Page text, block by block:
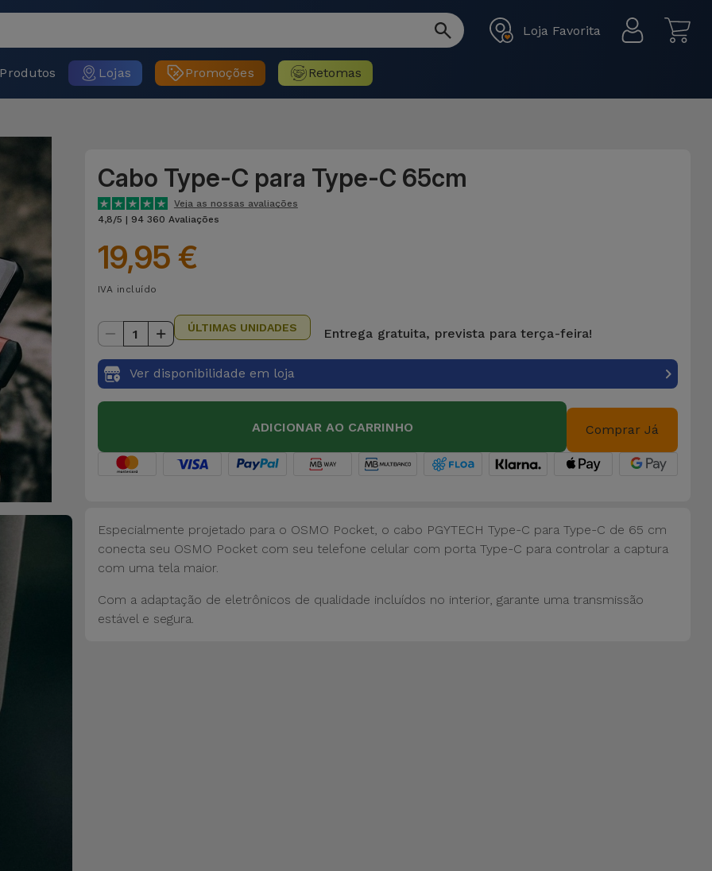
Loja Favorita
Produtos Lojas Promoções Retomas
Cabo Type-C para Type-C 65cm
Veja as nossas avaliações
4,8/5 | 94 360 Avaliações
19,95 €
IVA incluído
1 ÚLTIMAS UNIDADES Entrega gratuita, prevista para terça-feira!
Ver disponibilidade em loja
ADICIONAR AO CARRINHO Comprar Já
Especialmente projetado para o OSMO Pocket, o cabo PGYTECH Type-C para Type-C de 65 cm
conecta seu OSMO Pocket com seu telefone celular com porta Type-C para controlar a captura
com uma tela maior.
Com a adaptação de eletrônicos de qualidade incluídos no interior, garante uma transmissão
estável e segura.